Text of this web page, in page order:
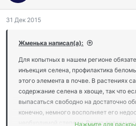
31 Дек 2015
Жменька написал(а):
Для копытных в нашем регионе
инъекция селена, профилактика
этого элемента в почве. В растениях
содержание селена в хвоще, так что
выпасаться свободно на достаточно
конечно, немного восполняет его
необходимой степени. Всяко делаем
Нажмите для